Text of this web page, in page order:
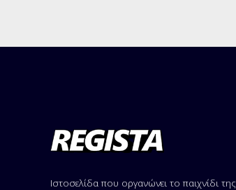
Ιστοσελίδα που οργανώνει το παιχνίδι της